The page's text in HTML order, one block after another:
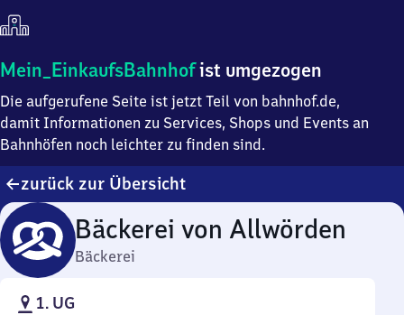
Mein
Einkaufsbahnhof
ist
umgezogen
Mein_EinkaufsBahnhofist umgezogen
Die aufgerufene Seite ist jetzt Teil von bahnhof.de,
damit Informationen zu Services, Shops und Events an
Bahnhöfen noch leichter zu finden sind.
zurück zur Übersicht
Bäckerei von Allwörden
Bäckerei
1. UG